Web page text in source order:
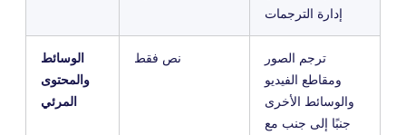
إدارة الترجمات
الوسائط
والمحتوى
المرئي
نص فقط
ترجم الصور
ومقاطع الفيديو
والوسائط الأخرى
جنبًا إلى جنب مع